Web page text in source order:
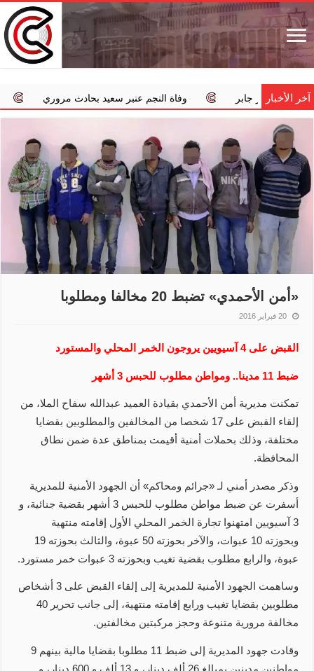
آخر الأخباروفاة النجم عنبر سعيد بحادث مروري ‏«الداخلية»: استمرار
«أمن الأحمدي» تضبط 20 مخالفا ومطلوبا
20 فبراير 2016
القبض على 4 آسيويين يروجون الخمر المحلي والمستورد
ضبط 11 مدينا.. ومواطن مطلوب للحبس 3 أشهر
تمكنت مديرية أمن الأحمدي بقيادة العميد عبدالله سفاح الملا، من
إلقاء القبض على 17 شخصا من المخالفين والمطلوبين بقضايا
مختلفة، وذلك بحملات أمنية أقيمت بمناطق عدة ضمن نطاق
المحافظة.
وذكر مصدر أمني لـ «جرائم ومحاكم» أن الجهود الأمنية للمديرية
أسفرت عن ضبط مواطن مطلوب للحبس 3 أشهر بقضية جنائية، و
3 آسيويين امتهنوا تجارة الخمر المحلي الأول إقامته منتهية
وبحوزته 10 عبوات، والآخر بحوزته 50 عبوة، والثالث بحوزته 19
عبوة، والرابع مطلوب بقضية تغيب وبحوزته 3 عبوات خمر مستورد.
وساهمت الجهود الأمنية للمديرية إلى إلقاء القبض على 3 أشخاص
مطلوبين بقضايا تغيب ورابع إقامته منتهية، إلى جانب تحرير 40
مخالفة مرورية متنوعة وحجز مركبتين مخالفتين.
وقادت جهود المديرية إلى ضبط 11 مطلوبا بقضايا مالية بينهم 9
مواطنين مدينين بمبالغ 26 ألف دينار، و 13 ألف و 600 دينار، و